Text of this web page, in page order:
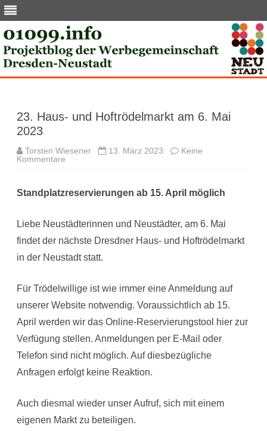
23. Haus- und Hoftrödelmarkt am 6. Mai
2023
Torsten Wiesener 13. März 2023
Keine
Kommentare
Hoftrödelmarkt
2023
Standplatzreservierungen ab 15. April möglich
Liebe Neustädterinnen und Neustädter, am 6. Mai
findet der nächste Dresdner Haus- und Hoftrödelmarkt
in der Neustadt statt.
Für Trödelwillige ist wie immer eine Anmeldung auf
unserer Website notwendig. Voraussichtlich ab 15.
April werden wir das Online-Reservierungstool hier zur
Verfügung stellen. Anmeldungen per E-Mail oder
Telefon sind nicht möglich. Auf diesbezügliche
Anfragen erfolgt keine Reaktion.
Auch diesmal wieder unser Aufruf, sich mit einem
eigenen Markt zu beteiligen.